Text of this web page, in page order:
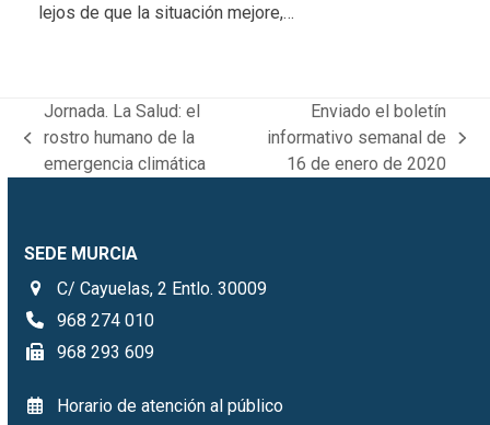
lejos de que la situación mejore,…
previous
post:
Jornada. La Salud: el
rostro humano de la
emergencia climática
next
post:
Enviado el boletín
informativo semanal de
16 de enero de 2020
SEDE MURCIA
C/ Cayuelas, 2 Entlo. 30009
968 274 010
968 293 609
Horario de atención al público